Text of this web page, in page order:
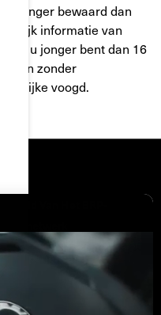
langer bewaard dan
informatie van
Als u jonger bent dan 16
zonder
voogd.
Experiences